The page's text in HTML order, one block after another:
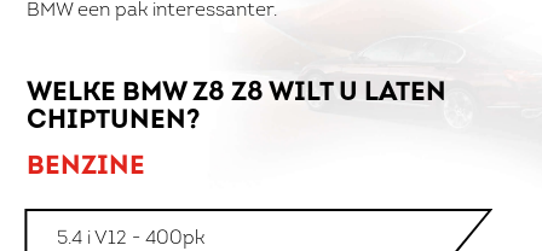
BMW een pak interessanter.
WELKE BMW Z8 Z8 WILT U LATEN
CHIPTUNEN?
BENZINE
5.4 i V12 - 400pk